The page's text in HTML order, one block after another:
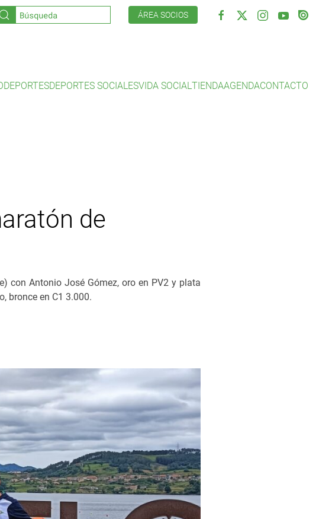
ÁREA SOCIOS
DEPORTESDEPORTES SOCIALESVIDA SOCIALTIENDAAGENDACONTACTO
de
con Antonio José Gómez, oro en PV2 y plata
bronce en C1 3.000.